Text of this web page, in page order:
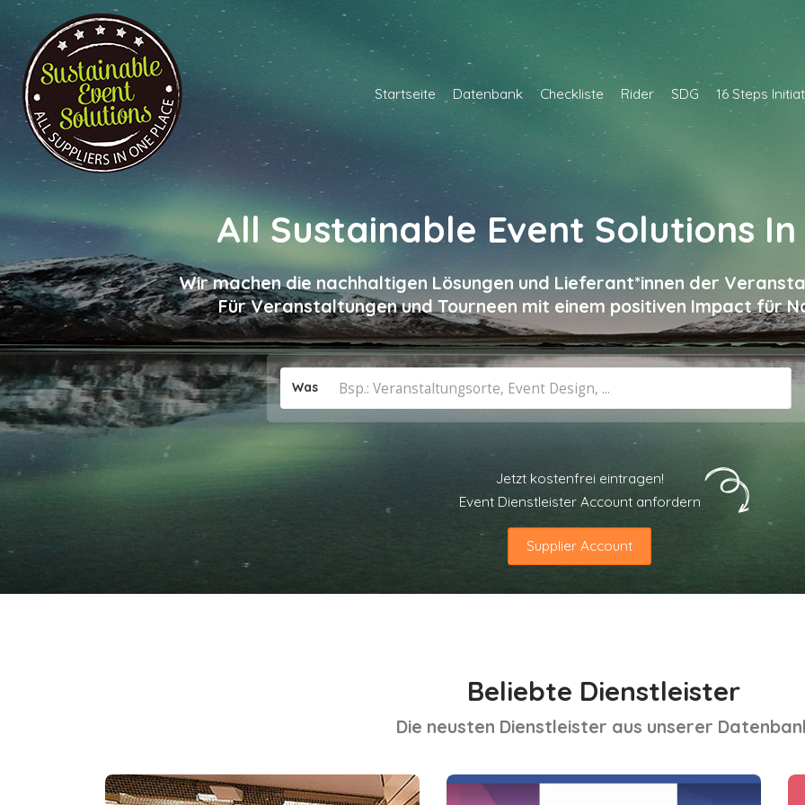
Startseite Datenbank Checkliste Rider SDG 16 Steps
All Sustainable Event Solutions In
Wir machen die nachhaltigen Lösungen und Lieferant*innen der
Für Veranstaltungen und Tourneen mit einem positiven Impact für
Was
Jetzt kostenfrei eintragen!
Event Dienstleister Account anfordern
Supplier Account
Beliebte Dienstleister
Die neusten Dienstleister aus unserer